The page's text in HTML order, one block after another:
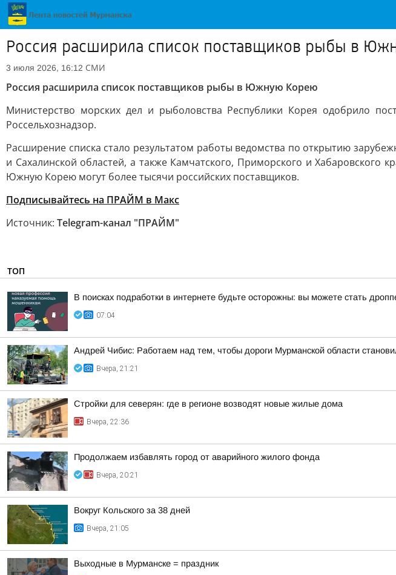
Россия расширила список поставщиков рыбы в
3 июля 2026, 16:12 СМИ
Россия расширила список поставщиков рыбы в Южную Корею
Министерство морских дел и рыболовства Республики Корея одобрило
Россельхознадзор.
Расширение списка стало результатом работы ведомства по открытию
и Сахалинской областей, а также Камчатского, Приморского и
Южную Корею могут более тысячи российских поставщиков.
Подписывайтесь на ПРАЙМ в Макс
Источник: Telegram-канал "ПРАЙМ"
ТОП
В поисках подработки в интернете будьте осторожны: вы можете стать
07:04
Андрей Чибис: Работаем над тем, чтобы дороги Мурманской области
Вчера, 21:21
Стройки для северян: где в регионе возводят новые жилые дома
Вчера, 22:36
Продолжаем избавлять город от аварийного жилого фонда
Вчера, 20:21
Вокруг Кольского за 38 дней
Вчера, 21:05
Выходные в Мурманске = праздник